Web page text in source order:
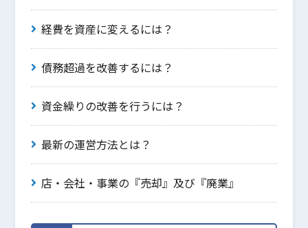
経費を資産に変えるには？
債務超過を改善するには？
資金繰りの改善を行うには？
最新の運営方法とは？
店・会社・事業の『売却』及び『廃業』